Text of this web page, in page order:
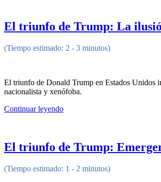
El triunfo de Trump: La
(Tiempo estimado: 2 - 3 minutos)
El triunfo de Donald Trump en Estados Unidos
nacionalista y xenófoba.
Continuar leyendo
El triunfo de Trump:
(Tiempo estimado: 1 - 2 minutos)